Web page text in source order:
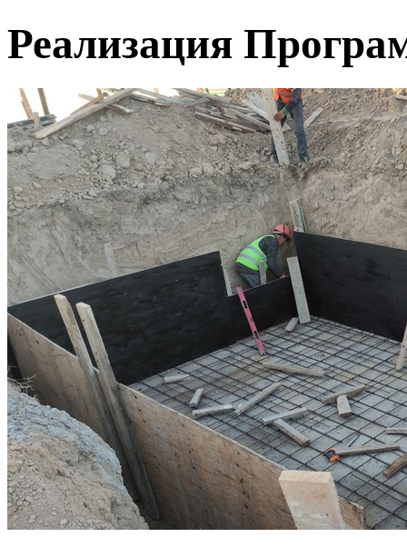
Реализация